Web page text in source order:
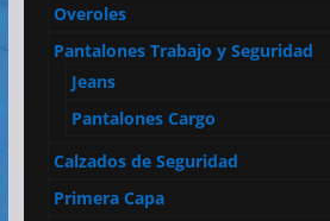
Overoles
Pantalones Trabajo y Seguridad
Jeans
Pantalones Cargo
Calzados de Seguridad
Primera Capa